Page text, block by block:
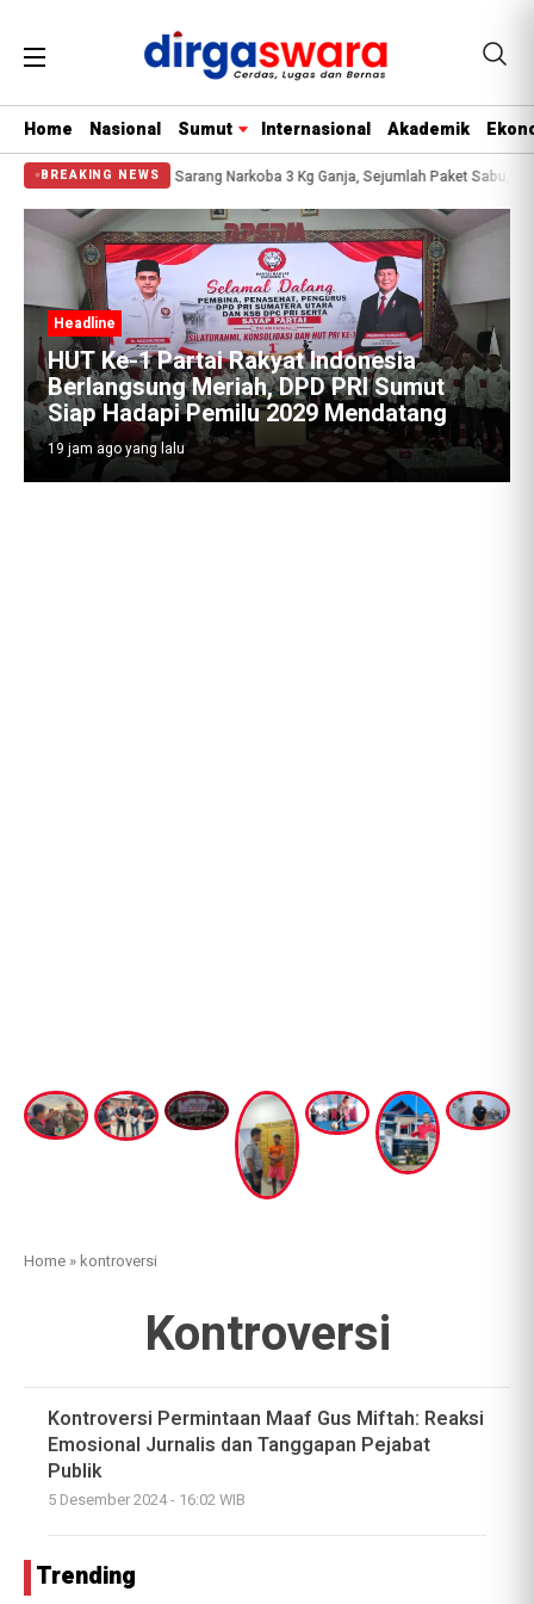
Home Nasional Sumut Internasional Akademik
BREAKING NEWS
Yang Jadi Sarang Narkoba 3 Kg Ganja, Sejumlah Paket Sabu,
Headline
HUT Ke-1 Partai Rakyat Indonesia
Berlangsung Meriah, DPD PRI Sumut
Siap Hadapi Pemilu 2029 Mendatang
19 jam ago yang lalu
Home »kontroversi
Kontroversi
Kontroversi Permintaan Maaf Gus Miftah: Reaksi
Emosional Jurnalis dan Tanggapan Pejabat
Publik
5 Desember 2024 - 16:02 WIB
Trending